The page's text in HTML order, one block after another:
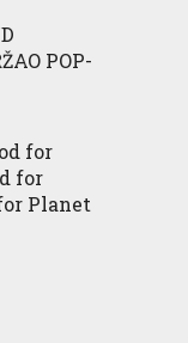
POP-
for
for
Planet